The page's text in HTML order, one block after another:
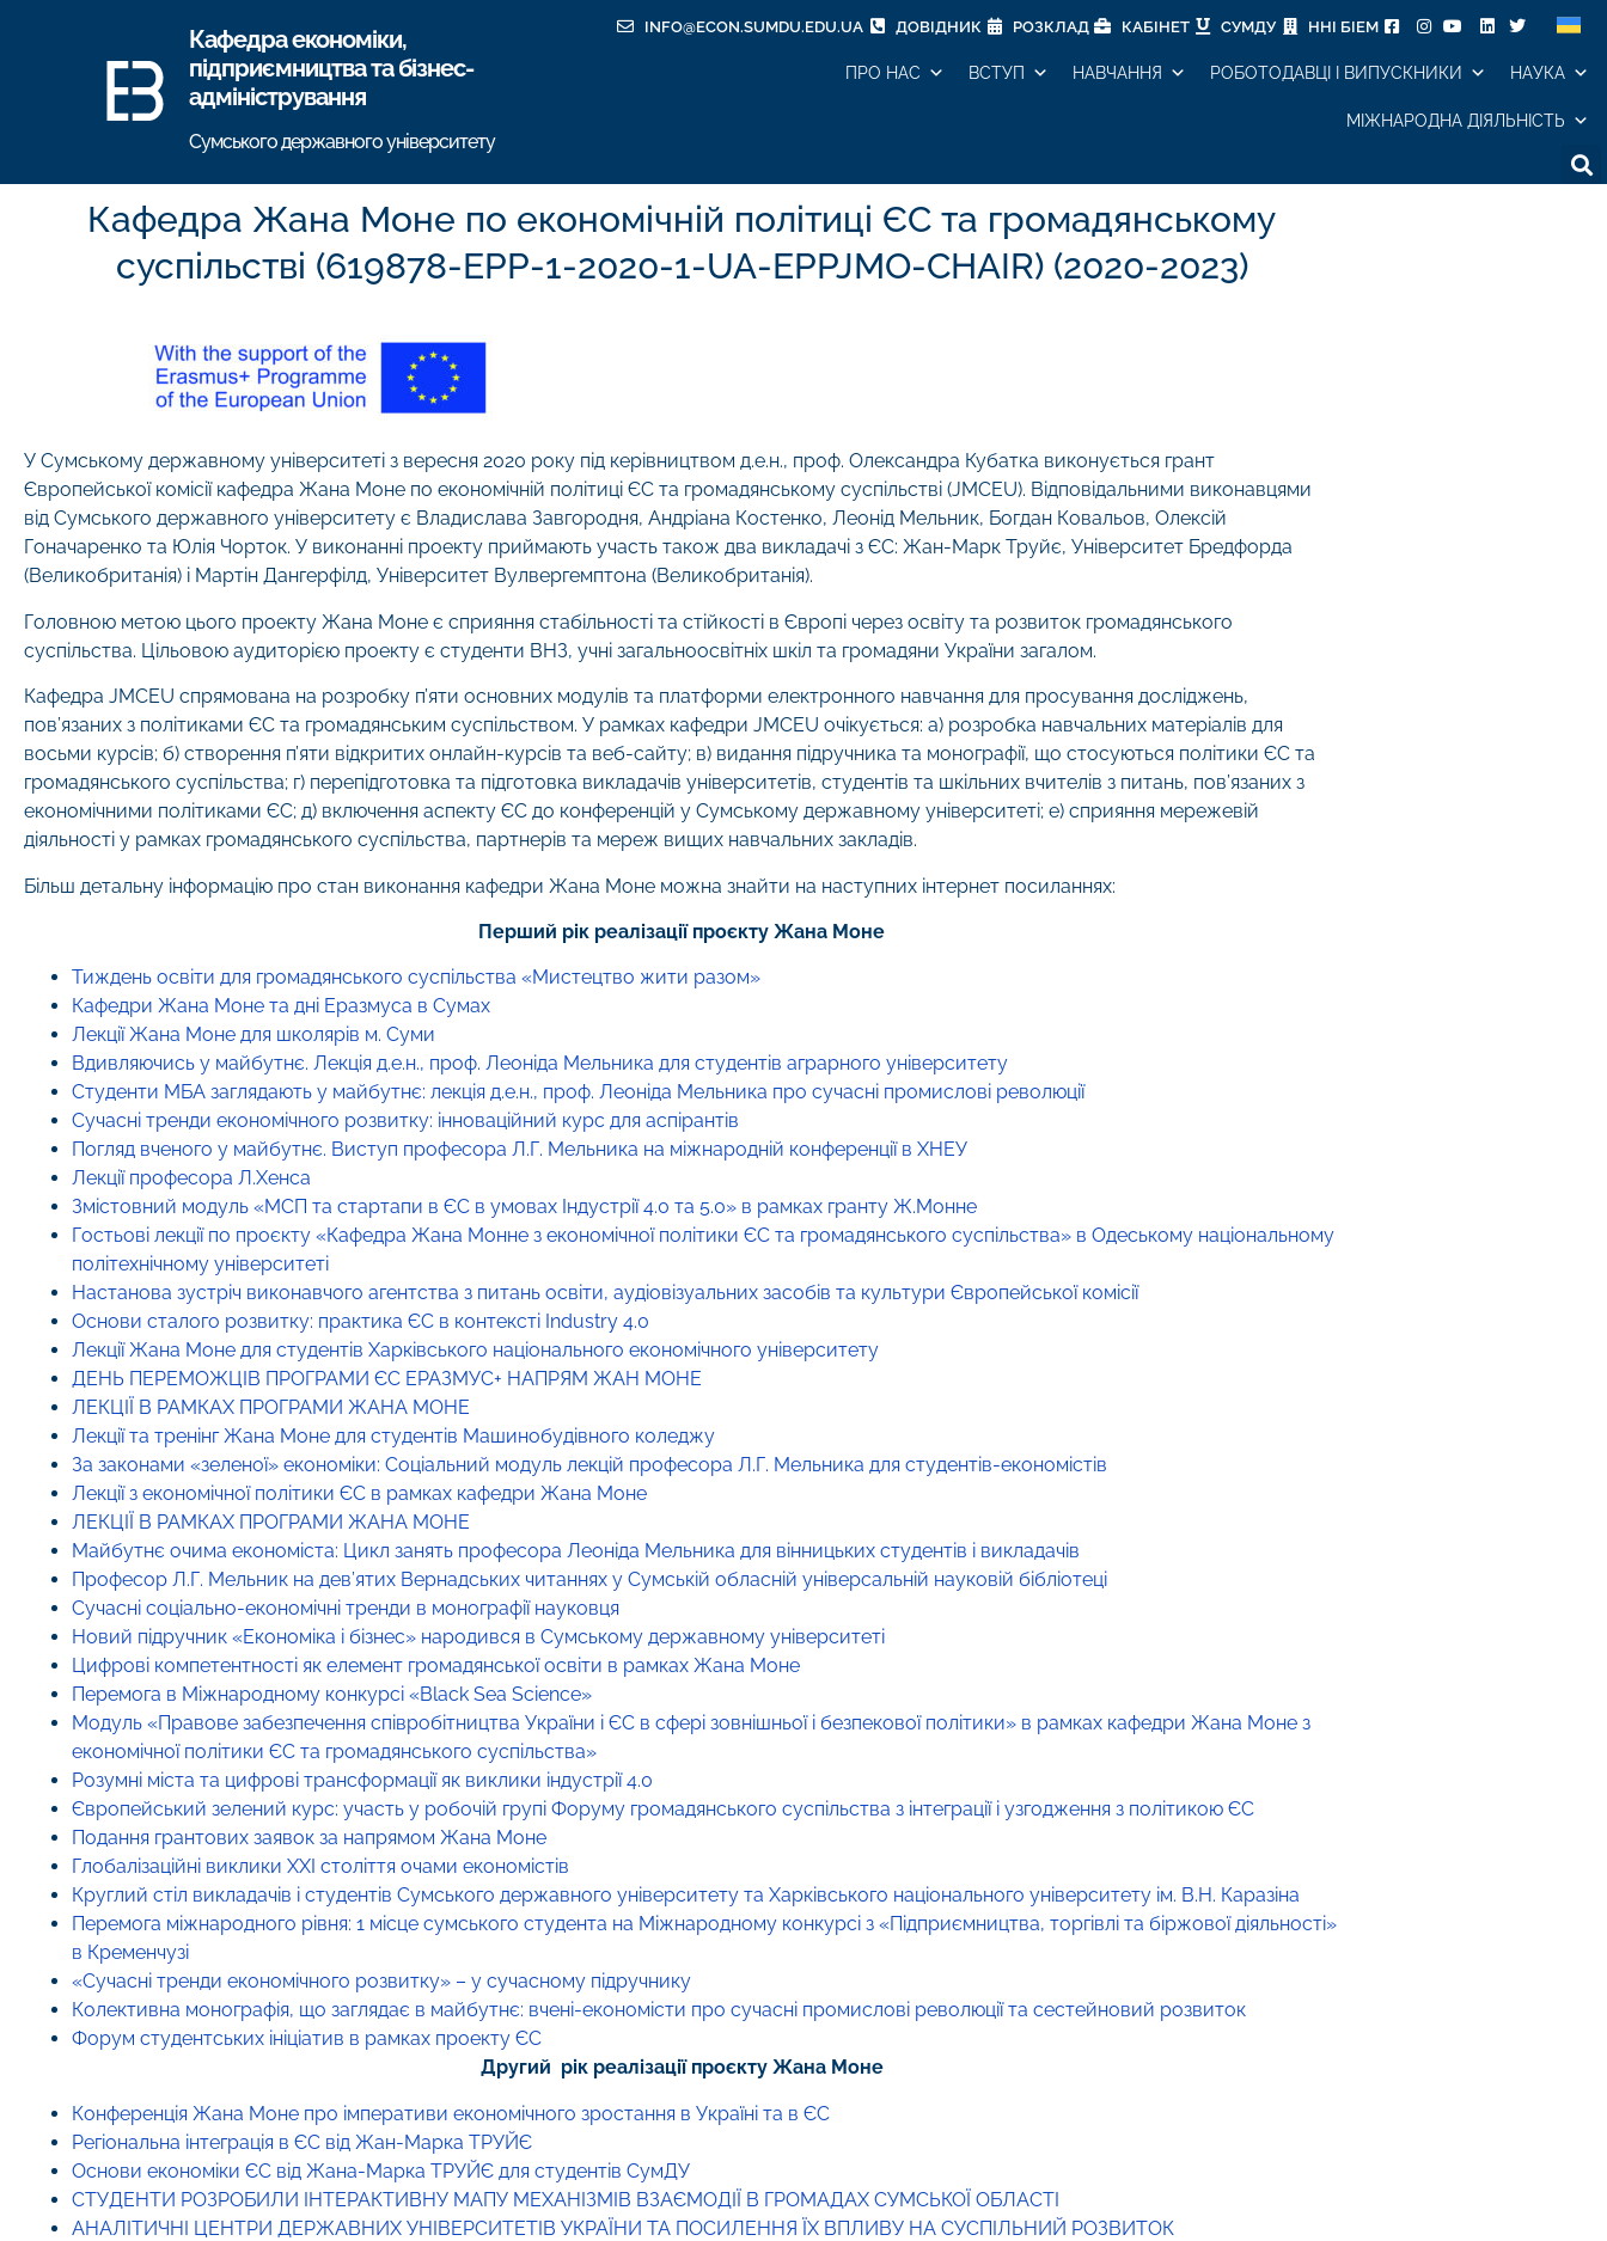
INFO@ECON.SUMDU.EDU.UA ДОВІДНИК РОЗКЛАД КАБІНЕТ СУМДУ ННІ БІЕМ
Кафедра економіки,
підприємництва та бізнес-
адміністрування
Сумського державного університету
ПРО НАС ВСТУП НАВЧАННЯ РОБОТОДАВЦІ І ВИПУСКНИКИ НАУКА
МІЖНАРОДНА ДІЯЛЬНІСТЬ
Кафедра Жана Моне по економічній політиці ЄС та громадянському
суспільстві (619878-EPP-1-2020-1-UA-EPPJMO-CHAIR) (2020-2023)
У Сумському державному університеті з вересня 2020 року під керівництвом д.е.н., проф. Олександра Кубатка виконується грант
Європейської комісії кафедра Жана Моне по економічній політиці ЄС та громадянському суспільстві (JMCEU). Відповідальними виконавцями
від Сумського державного університету є Владислава Завгородня, Андріана Костенко, Леонід Мельник, Богдан Ковальов, Олексій
Гоначаренко та Юлія Чорток. У виконанні проекту приймають участь також два викладачі з ЄС: Жан-Марк Труйє, Університет Бредфорда
(Великобританія) і Мартін Дангерфілд, Університет Вулвергемптона (Великобританія).
Головною метою цього проекту Жана Моне є сприяння стабільності та стійкості в Європі через освіту та розвиток громадянського
суспільства. Цільовою аудиторією проекту є студенти ВНЗ, учні загальноосвітніх шкіл та громадяни України загалом.
Кафедра JMCEU спрямована на розробку п’яти основних модулів та платформи електронного навчання для просування досліджень,
пов’язаних з політиками ЄС та громадянським суспільством. У рамках кафедри JMCEU очікується: а) розробка навчальних матеріалів для
восьми курсів; б) створення п’яти відкритих онлайн-курсів та веб-сайту; в) видання підручника та монографії, що стосуються політики ЄС та
громадянського суспільства; г) перепідготовка та підготовка викладачів університетів, студентів та шкільних вчителів з питань, пов’язаних з
економічними політиками ЄС; д) включення аспекту ЄС до конференцій у Сумському державному університеті; е) сприяння мережевій
діяльності у рамках громадянського суспільства, партнерів та мереж вищих навчальних закладів.
Більш детальну інформацію про стан виконання кафедри Жана Моне можна знайти на наступних інтернет посиланнях:
Перший рік реалізації проєкту Жана Моне
Тиждень освіти для громадянського суспільства «Мистецтво жити разом»
Кафедри Жана Моне та дні Еразмуса в Сумах
Лекції Жана Моне для школярів м. Суми
Вдивляючись у майбутнє. Лекція д.е.н., проф. Леоніда Мельника для студентів аграрного університету
Студенти МБА заглядають у майбутнє: лекція д.е.н., проф. Леоніда Мельника про сучасні промислові революції
Сучасні тренди економічного розвитку: інноваційний курс для аспірантів
Погляд вченого у майбутнє. Виступ професора Л.Г. Мельника на міжнародній конференції в ХНЕУ
Лекції професора Л.Хенса
Змістовний модуль «МСП та стартапи в ЄС в умовах Індустрії 4.0 та 5.0» в рамках гранту Ж.Монне
Гостьові лекції по проєкту «Кафедра Жана Монне з економічної політики ЄС та громадянського суспільства» в Одеському національному
політехнічному університеті
Настанова зустріч виконавчого агентства з питань освіти, аудіовізуальних засобів та культури Європейської комісії
Основи сталого розвитку: практика ЄС в контексті Industry 4.0
Лекції Жана Моне для студентів Харківського національного економічного університету
ДЕНЬ ПЕРЕМОЖЦІВ ПРОГРАМИ ЄС ЕРАЗМУС+ НАПРЯМ ЖАН МОНЕ
ЛЕКЦІЇ В РАМКАХ ПРОГРАМИ ЖАНА МОНЕ
Лекції та тренінг Жана Моне для студентів Машинобудівного коледжу
За законами «зеленої» економіки: Соціальний модуль лекцій професора Л.Г. Мельника для студентів-економістів
Лекції з економічної політики ЄС в рамках кафедри Жана Моне
ЛЕКЦІЇ В РАМКАХ ПРОГРАМИ ЖАНА МОНЕ
Майбутнє очима економіста: Цикл занять професора Леоніда Мельника для вінницьких студентів і викладачів
Професор Л.Г. Мельник на дев’ятих Вернадських читаннях у Сумській обласній універсальній науковій бібліотеці
Сучасні соціально-економічні тренди в монографії науковця
Новий підручник «Економіка і бізнес» народився в Сумському державному університеті
Цифрові компетентності як елемент громадянської освіти в рамках Жана Моне
Перемога в Міжнародному конкурсі «Black Sea Science»
Модуль «Правове забезпечення співробітництва України і ЄС в сфері зовнішньої і безпекової політики» в рамках кафедри Жана Моне з
економічної політики ЄС та громадянського суспільства»
Розумні міста та цифрові трансформації як виклики індустрії 4.0
Європейський зелений курс: участь у робочій групі Форуму громадянського суспільства з інтеграції і узгодження з політикою ЄС
Подання грантових заявок за напрямом Жана Моне
Глобалізаційні виклики XXI століття очами економістів
Круглий стіл викладачів і студентів Сумського державного університету та Харківського національного університету ім. В.Н. Каразіна
Перемога міжнародного рівня: 1 місце сумського студента на Міжнародному конкурсі з «Підприємництва, торгівлі та біржової діяльності»
в Кременчузі
«Сучасні тренди економічного розвитку» – у сучасному підручнику
Колективна монографія, що заглядає в майбутнє: вчені-економісти про сучасні промислові революції та сестейновий розвиток
Форум студентських ініціатив в рамках проекту ЄС
Другий рік реалізації проєкту Жана Моне
Конференція Жана Моне про імперативи економічного зростання в Україні та в ЄС
Регіональна інтеграція в ЄС від Жан-Марка ТРУЙЄ
Основи економіки ЄС від Жана-Марка ТРУЙЄ для студентів СумДУ
СТУДЕНТИ РОЗРОБИЛИ ІНТЕРАКТИВНУ МАПУ МЕХАНІЗМІВ ВЗАЄМОДІЇ В ГРОМАДАХ СУМСЬКОЇ ОБЛАСТІ
АНАЛІТИЧНІ ЦЕНТРИ ДЕРЖАВНИХ УНІВЕРСИТЕТІВ УКРАЇНИ ТА ПОСИЛЕННЯ ЇХ ВПЛИВУ НА СУСПІЛЬНИЙ РОЗВИТОК